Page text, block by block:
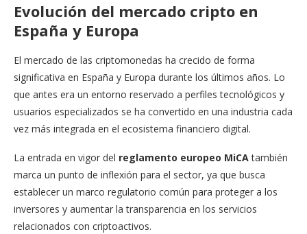
Evolución del mercado cripto en
España y Europa
El mercado de las criptomonedas ha crecido de forma
significativa en España y Europa durante los últimos años. Lo
que antes era un entorno reservado a perfiles tecnológicos y
usuarios especializados se ha convertido en una industria cada
vez más integrada en el ecosistema financiero digital.
La entrada en vigor del reglamento europeo MiCAtambién
marca un punto de inflexión para el sector, ya que busca
establecer un marco regulatorio común para proteger a los
inversores y aumentar la transparencia en los servicios
relacionados con criptoactivos.